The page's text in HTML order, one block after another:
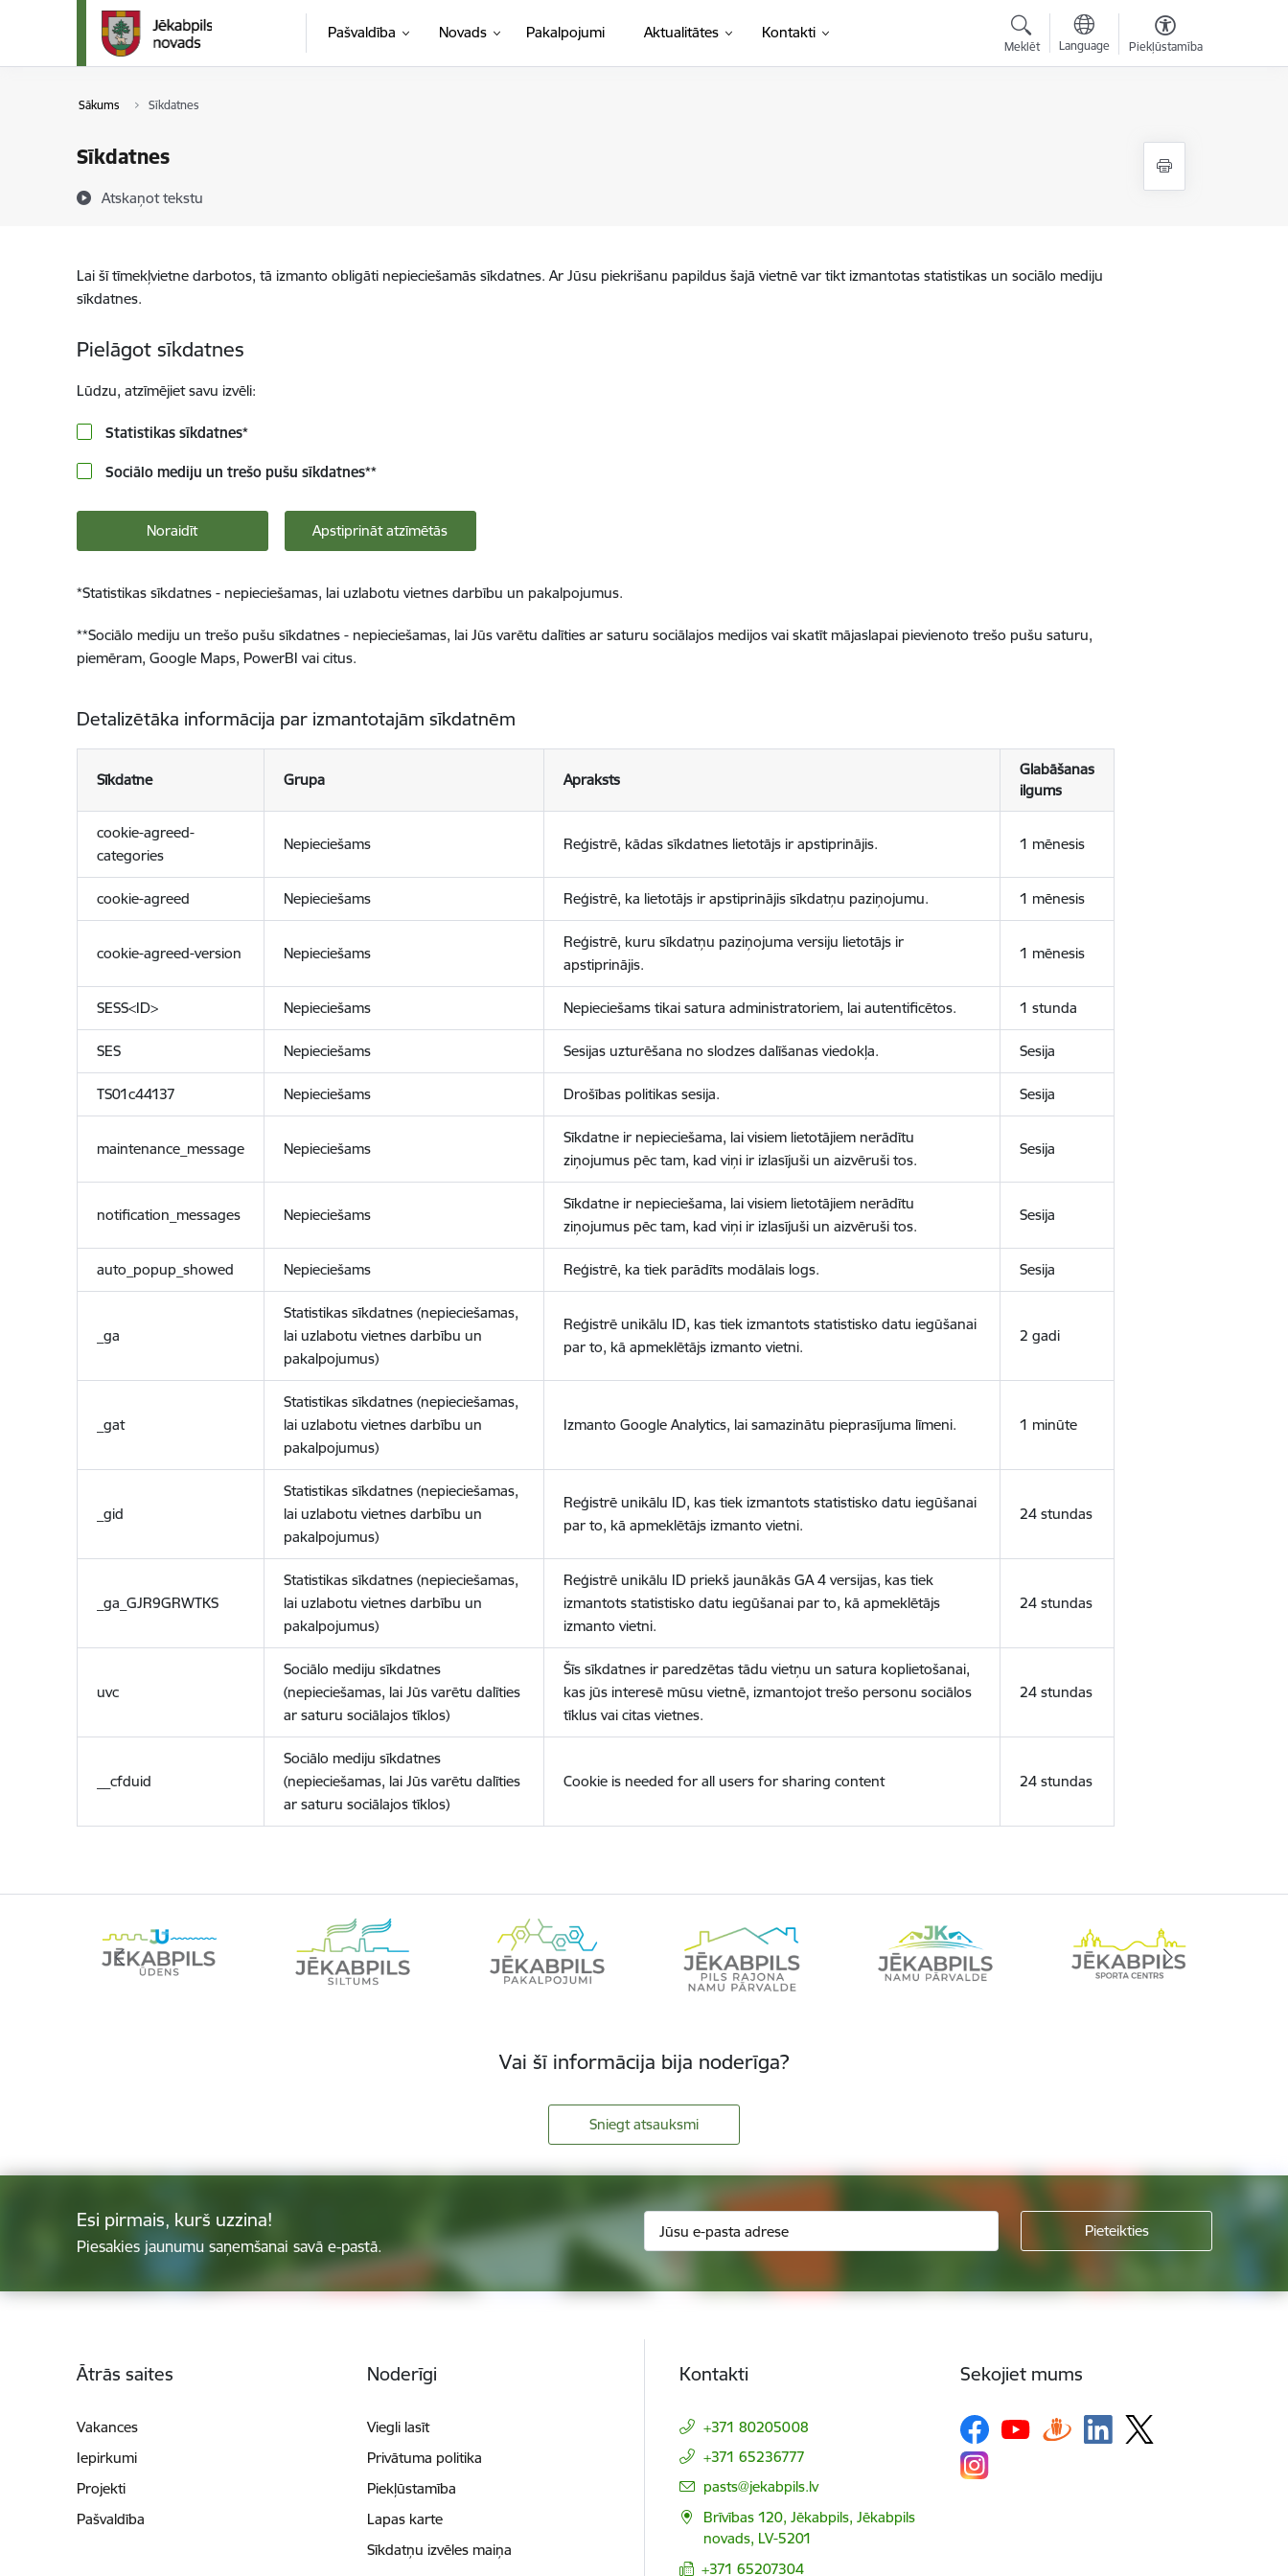
Pāriet uz lapas saturu
Pašvaldība Novads Pakalpojumi Aktualitātes Kontakti
Meklēt Language Piekļūstamība
Sākums Sīkdatnes
Sīkdatnes
Atskaņot tekstu
Lai šī tīmekļvietne darbotos, tā izmanto obligāti nepieciešamās sīkdatnes. Ar Jūsu piekrišanu papildus šajā vietnē var tikt izmantotas statistikas un sociālo mediju
sīkdatnes.
Pielāgot sīkdatnes
Lūdzu, atzīmējiet savu izvēli:
Statistikas sīkdatnes*
Sociālo mediju un trešo pušu sīkdatnes**
Noraidīt Apstiprināt atzīmētās
*Statistikas sīkdatnes - nepieciešamas, lai uzlabotu vietnes darbību un pakalpojumus.
**Sociālo mediju un trešo pušu sīkdatnes - nepieciešamas, lai Jūs varētu dalīties ar saturu sociālajos medijos vai skatīt mājaslapai pievienoto trešo pušu saturu,
piemēram, Google Maps, PowerBI vai citus.
Detalizētāka informācija par izmantotajām sīkdatnēm
Sīkdatne Grupa Apraksts
Glabāšanas
ilgums
cookie-agreed-
categories
Nepieciešams Reģistrē, kādas sīkdatnes lietotājs ir apstiprinājis. 1 mēnesis
cookie-agreed Nepieciešams Reģistrē, ka lietotājs ir apstiprinājis sīkdatņu paziņojumu. 1 mēnesis
cookie-agreed-version Nepieciešams
Reģistrē, kuru sīkdatņu paziņojuma versiju lietotājs ir
apstiprinājis.
1 mēnesis
SESS<ID> Nepieciešams Nepieciešams tikai satura administratoriem, lai autentificētos. 1 stunda
SES Nepieciešams Sesijas uzturēšana no slodzes dalīšanas viedokļa. Sesija
TS01c44137 Nepieciešams Drošības politikas sesija. Sesija
maintenance_message Nepieciešams
Sīkdatne ir nepieciešama, lai visiem lietotājiem nerādītu
ziņojumus pēc tam, kad viņi ir izlasījuši un aizvēruši tos.
Sesija
notification_messages Nepieciešams
Sīkdatne ir nepieciešama, lai visiem lietotājiem nerādītu
ziņojumus pēc tam, kad viņi ir izlasījuši un aizvēruši tos.
Sesija
auto_popup_showed Nepieciešams Reģistrē, ka tiek parādīts modālais logs. Sesija
_ga
Statistikas sīkdatnes (nepieciešamas,
lai uzlabotu vietnes darbību un
pakalpojumus)
Reģistrē unikālu ID, kas tiek izmantots statistisko datu iegūšanai
par to, kā apmeklētājs izmanto vietni.
2 gadi
_gat
Statistikas sīkdatnes (nepieciešamas,
lai uzlabotu vietnes darbību un
pakalpojumus)
Izmanto Google Analytics, lai samazinātu pieprasījuma līmeni. 1 minūte
_gid
Statistikas sīkdatnes (nepieciešamas,
lai uzlabotu vietnes darbību un
pakalpojumus)
Reģistrē unikālu ID, kas tiek izmantots statistisko datu iegūšanai
par to, kā apmeklētājs izmanto vietni.
24 stundas
_ga_GJR9GRWTKS
Statistikas sīkdatnes (nepieciešamas,
lai uzlabotu vietnes darbību un
pakalpojumus)
Reģistrē unikālu ID priekš jaunākās GA 4 versijas, kas tiek
izmantots statistisko datu iegūšanai par to, kā apmeklētājs
izmanto vietni.
24 stundas
uvc
Sociālo mediju sīkdatnes
(nepieciešamas, lai Jūs varētu dalīties
ar saturu sociālajos tīklos)
Šīs sīkdatnes ir paredzētas tādu vietņu un satura koplietošanai,
kas jūs interesē mūsu vietnē, izmantojot trešo personu sociālos
tīklus vai citas vietnes.
24 stundas
__cfduid
Sociālo mediju sīkdatnes
(nepieciešamas, lai Jūs varētu dalīties
ar saturu sociālajos tīklos)
Cookie is needed for all users for sharing content 24 stundas
Vai šī informācija bija noderīga?
Sniegt atsauksmi
Esi pirmais, kurš uzzina!
Piesakies jaunumu saņemšanai savā e-pastā.
Ātrās saites
Vakances
Iepirkumi
Projekti
Pašvaldība
Noderīgi
Viegli lasīt
Privātuma politika
Piekļūstamība
Lapas karte
Sīkdatņu izvēles maiņa
Kontakti
+371 80205008
+371 65236777
E-pasts:
pasts@jekabpils.lv
Brīvības 120, Jēkabpils, Jēkabpils
novads, LV-5201
+371 65207304
Sekojiet mums